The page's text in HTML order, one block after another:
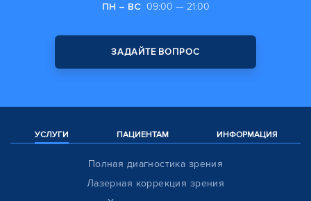
ПН – ВС 09:00 — 21:00
ЗАДАЙТЕ ВОПРОС
УСЛУГИ ПАЦИЕНТАМ ИНФОРМАЦИЯ
Полная диагностика зрения
Лазерная коррекция зрения